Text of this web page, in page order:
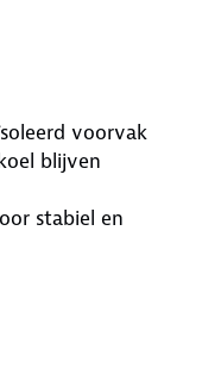
voorvak
blijven
stabiel en